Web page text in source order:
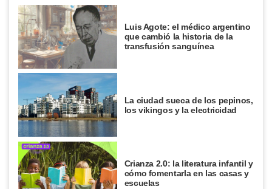
Luis Agote: el médico argentino
que cambió la historia de la
transfusión sanguínea
La ciudad sueca de los pepinos,
los vikingos y la electricidad
Crianza 2.0: la literatura infantil y
cómo fomentarla en las casas y
escuelas